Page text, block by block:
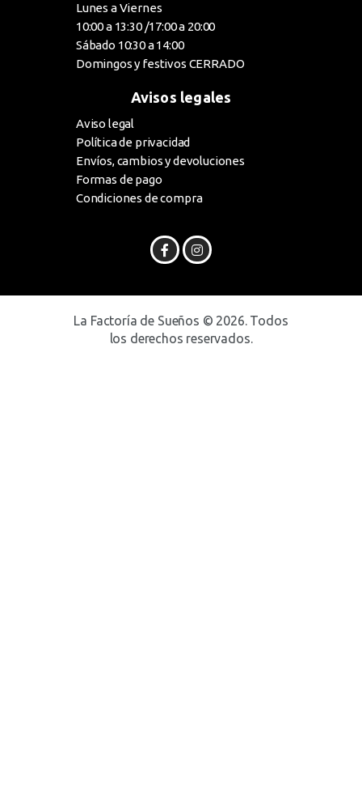
Lunes a Viernes
10:00 a 13:30 /17:00 a 20:00
Sábado 10:30 a 14:00
Domingos y festivos CERRADO
Avisos legales
Aviso legal
Política de privacidad
Envíos, cambios y devoluciones
Formas de pago
Condiciones de compra
La Factoría de Sueños © 2026. Todos
los derechos reservados.